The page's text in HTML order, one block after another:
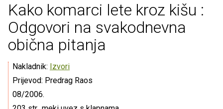
Kako komarci lete kroz kišu :
Odgovori na svakodnevna
obična pitanja
Nakladnik: Izvori
Prijevod: Predrag Raos
08/2006.